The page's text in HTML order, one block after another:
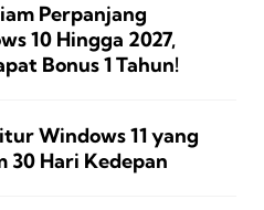
Perpanjang
10 Hingga 2027,
Bonus 1 Tahun!
Windows 11 yang
30 Hari Kedepan